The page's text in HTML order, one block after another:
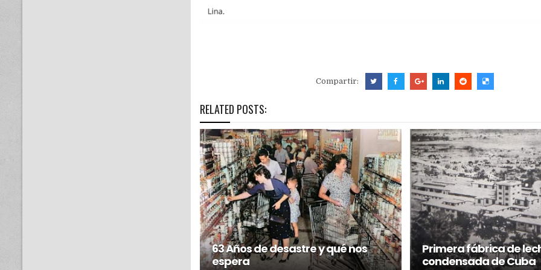
Compartir:
RELATED POSTS:
63 Años de desastre y qué nos
espera
Primera fábrica de
condensada de Cuba